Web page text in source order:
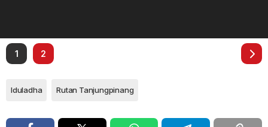
1 2
Iduladha Rutan Tanjungpinang